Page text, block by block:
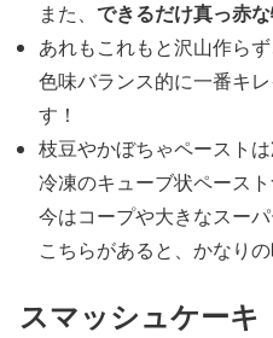
また、 できるだけ真っ赤
あれもこれもと沢山作ら
色味バランス的に一番キ
す！
枝豆やかぼちゃペースト
冷凍のキューブ状ペース
今はコープや大きなスー
こちらがあると、かなり
スマッシュケーキ